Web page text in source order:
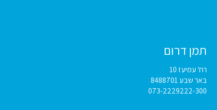
תמן דרום
רח' עמיעז 10
באר שבע 8488701
073-2229222-300